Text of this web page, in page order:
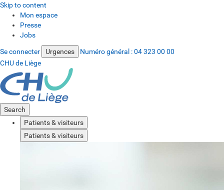
Skip to content
Mon espace
Presse
Jobs
Se connecter Urgences Numéro général :04 323 00 00
CHU de Liège
Search
Patients & visiteurs
Patients & visiteurs